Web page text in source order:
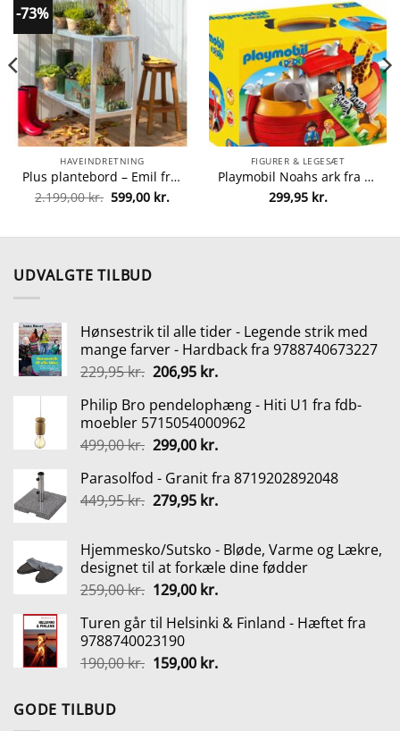
-73%
HAVEINDRETNING
Plus plantebord – Emil fra plus 5703393179432
2.199,00kr. Den
oprindelige
2.199,00 kr..
599,00 kr.
aktuelle
599,00 kr..
FIGURER & LEGESÆT
Playmobil Noahs ark fra Playmobil 4008789067654
299,95 kr.
UDVALGTE TILBUD
Hønsestrik til alle tider - Legende strik med
mange farver - Hardback fra 9788740673227
229,95kr. Den
pris
var:
229,95 kr..
206,95 kr.Den
pris
er:
206,95 kr..
Philip Bro pendelophæng - Hiti U1 fra fdb-
moebler 5715054000962
499,00kr. Den
pris
var:
299,00 kr.Den
pris
er:
Parasolfod - Granit fra 8719202892048
449,95kr. Den
var:
449,95 kr..
279,95 kr.Den
er:
279,95 kr..
Hjemmesko/Sutsko - Bløde, Varme og Lækre,
designet til at forkæle dine fødder
259,00kr. Den
pris
var:
259,00 kr..
129,00 kr.Den
pris
129,00 kr..
Turen går til Helsinki & Finland - Hæftet fra
9788740023190
190,00kr. Den
159,00 kr.Den
GODE TILBUD